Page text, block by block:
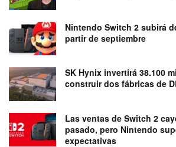
Nintendo Switch 2 subirá
partir de septiembre
SK Hynix invertirá 38.100
construir dos fábricas de
Las ventas de Switch 2
pasado, pero Nintendo
expectativas